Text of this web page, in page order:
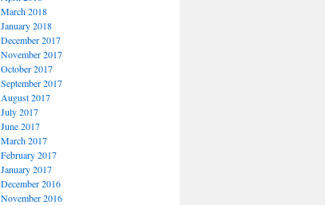
March 2018
January 2018
December 2017
November 2017
October 2017
September 2017
August 2017
July 2017
June 2017
March 2017
February 2017
January 2017
December 2016
November 2016